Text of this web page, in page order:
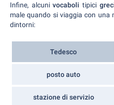
Infine, alcunivocaboli tipici
male quando si viaggia con una
dintorni:
Tedesco
posto auto
stazione di servizio